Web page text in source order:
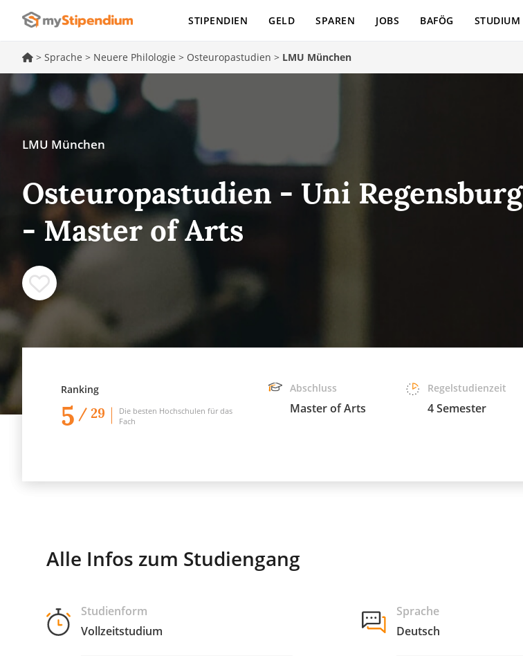
STIPENDIEN GELD SPAREN JOBS BAFÖG STUDIUM
> Sprache > Neuere Philologie > Osteuropastudien > LMU München
LMU München
Osteuropastudien - Uni Regensburg
- Master of Arts
Ranking
5 / 29
Die besten Hochschulen für das
Fach
Abschluss
Master of Arts
Regelstudienzeit
4 Semester
Alle Infos zum Studiengang
Studienform
Vollzeitstudium
Sprache
Deutsch